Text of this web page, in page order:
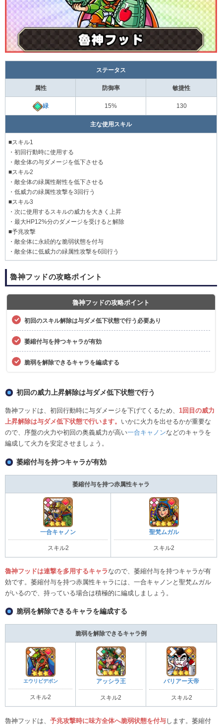
ステータス
属性 防御率 敏捷性
緑 15% 130
主な使用スキル
■スキル1
・初回行動時に使用する
・敵全体の与ダメージを低下させる
■スキル2
・敵全体の緑属性耐性を低下させる
・低威力の緑属性攻撃を3回行う
■スキル3
・次に使用するスキルの威力を大きく上昇
・最大HP12%分のダメージを受けると解除
■予兆攻撃
・敵全体に永続的な脆弱状態を付与
・敵全体に低威力の緑属性攻撃を6回行う
魯神フッドの攻略ポイント
魯神フッドの攻略ポイント
初回のスキル解除は与ダメ低下状態で行う必要あり
萎縮付与を持つキャラが有効
脆弱を解除できるキャラを編成する
初回の威力上昇解除は与ダメ低下状態で行う
魯神フッドは、初回行動時に与ダメージを下げてくるため、 1回目の威力
上昇解除は与ダメ低下状態で行います。 いかに火力を出せるかが重要な
ので、序盤の火力や初回の奥義威力が高い一合キャノンなどのキャラを
編成して火力を安定させましょう。
萎縮付与を持つキャラが有効
萎縮付与を持つ赤属性キャラ
一合キャノン
スキル2
聖梵ムガル
スキル2
魯神フッドは連撃を多用するキャラなので、萎縮付与を持つキャラが有
効です。萎縮付与を持つ赤属性キャラには、一合キャノンと聖梵ムガル
がいるので、持っている場合は積極的に編成しましょう。
脆弱を解除できるキャラを編成する
脆弱を解除できるキャラ例
エウリピデボン
スキル2
アッシラ王
スキル2
バリアー天帝
スキル2
魯神フッドは、 予兆攻撃時に味方全体へ脆弱状態を付与します。萎縮付